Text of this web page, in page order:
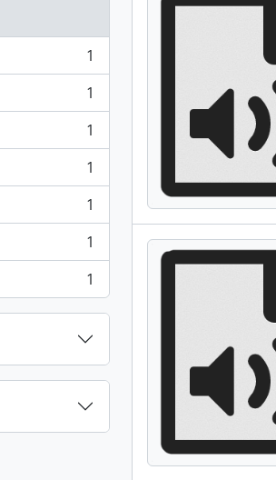
1
1
1
1
1
1
1